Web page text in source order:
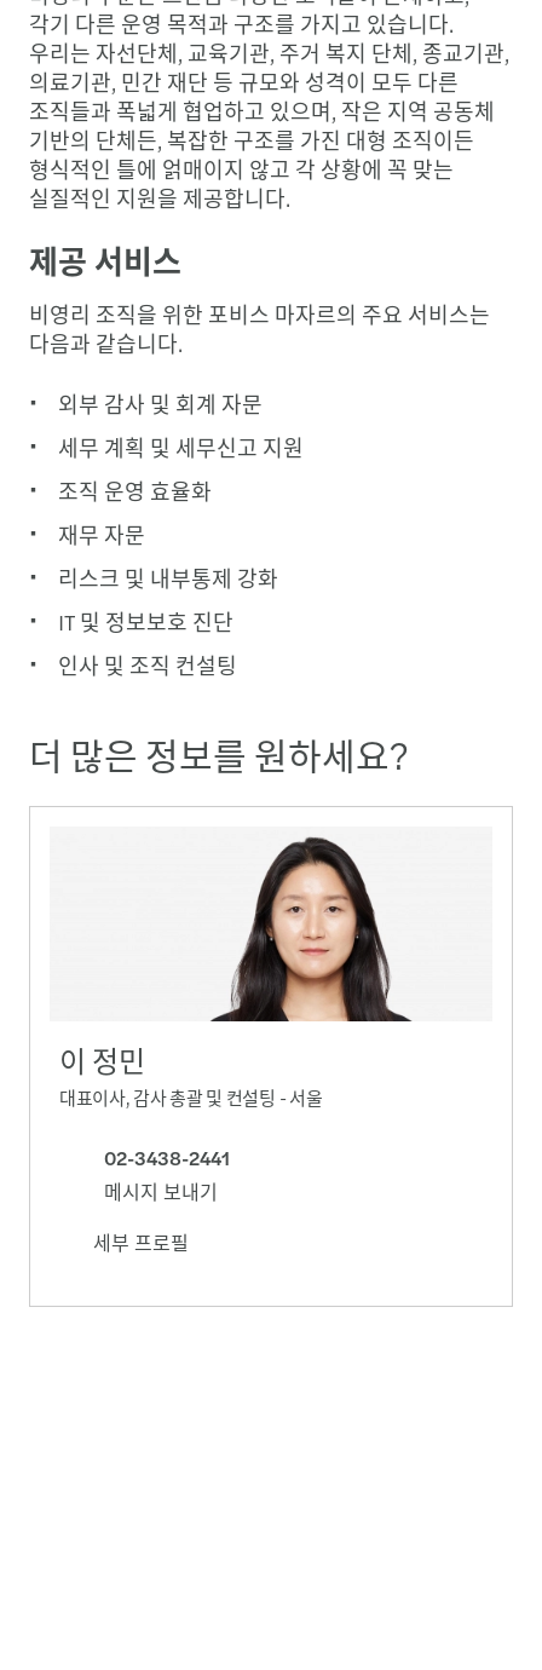
각기 다른 운영 목적과 구조를 가지고 있습니다.
우리는 자선단체, 교육기관, 주거 복지 단체, 종교기관,
의료기관, 민간 재단 등 규모와 성격이 모두 다른
조직들과 폭넓게 협업하고 있으며, 작은 지역 공동체
기반의 단체든, 복잡한 구조를 가진 대형 조직이든
형식적인 틀에 얽매이지 않고 각 상황에 꼭 맞는
실질적인 지원을 제공합니다.
제공 서비스
비영리 조직을 위한 포비스 마자르의 주요 서비스는
다음과 같습니다.
외부 감사 및 회계 자문
세무 계획 및 세무신고 지원
조직 운영 효율화
재무 자문
리스크 및 내부통제 강화
IT 및 정보보호 진단
인사 및 조직 컨설팅
더 많은 정보를 원하세요?
이 정민
대표이사, 감사 총괄 및 컨설팅 - 서울
02-3438-2441
메시지 보내기
세부 프로필